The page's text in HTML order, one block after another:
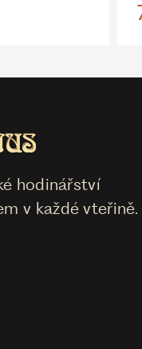
hodinářství
v každé vteřině.